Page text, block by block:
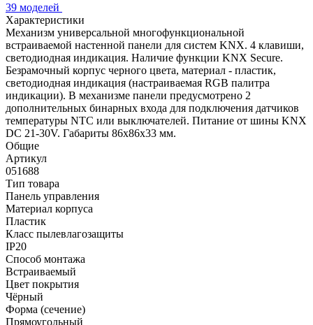
39 моделей
Характеристики
Механизм универсальной многофункциональной
встраиваемой настенной панели для систем KNX. 4 клавиши,
светодиодная индикация. Наличие функции KNX Secure.
Безрамочный корпус черного цвета, материал - пластик,
светодиодная индикация (настраиваемая RGB палитра
индикации). В механизме панели предусмотрено 2
дополнительных бинарных входа для подключения датчиков
температуры NTC или выключателей. Питание от шины KNX
DC 21-30V. Габариты 86x86x33 мм.
Общие
Артикул
051688
Тип товара
Панель управления
Материал корпуса
Пластик
Класс пылевлагозащиты
IP20
Способ монтажа
Встраиваемый
Цвет покрытия
Чёрный
Форма (сечение)
Прямоугольный